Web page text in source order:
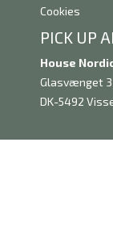
Cookies
PICK UP
House
Glasvænget
DK-5492